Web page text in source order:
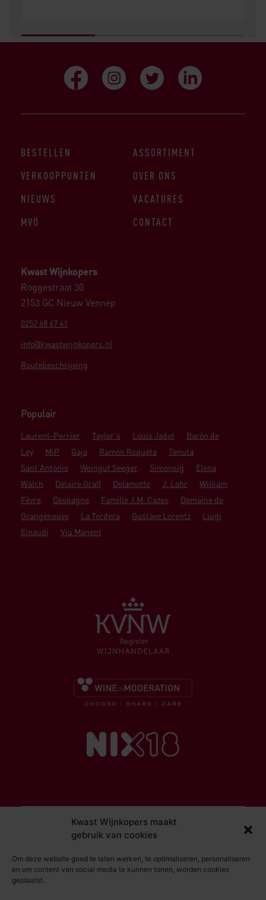
Kwast Wijnkopers maakt
gebruik van cookies
Om deze website goed te laten werken, te optimaliseren, personaliseren
en om content van social media te kunnen tonen, worden cookies
geplaatst.
Kwast Wijnkopers
Roggestraat 30
2153 GC Nieuw Vennep
0252 68 67 41
info@kwastwijnkopers.nl
Routebeschrijving
Populair
Laurent-Perrier Taylor's Louis Jadot
Barón de
Ley
MiP Gaja Ramón Roqueta
Tenuta
Sant'Antonio
Weingut Seeger Simonsig
Elena
Walch
Delaire Graff Delamotte J. Lohr
William
Fèvre
Despagne Famille J.M. Cazes
Domaine de
Grangeneuve
La Tordera Gustave Lorentz
Luigi
Einaudi
Viu Manent
BESTELLEN
ASSORTIMENT
VERKOOPPUNTEN
OVER ONS
NIEUWS
VACATURES
MVO
CONTACT
© Kwast Wijnkopers 2026
ALGEMENE VOORWAARDEN